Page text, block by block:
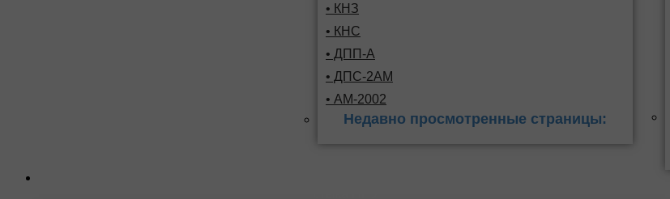
• КНЗ
• КНС
• ДПП-А
• ДПС-2АМ
• АМ-2002
Недавно просмотренные страницы: